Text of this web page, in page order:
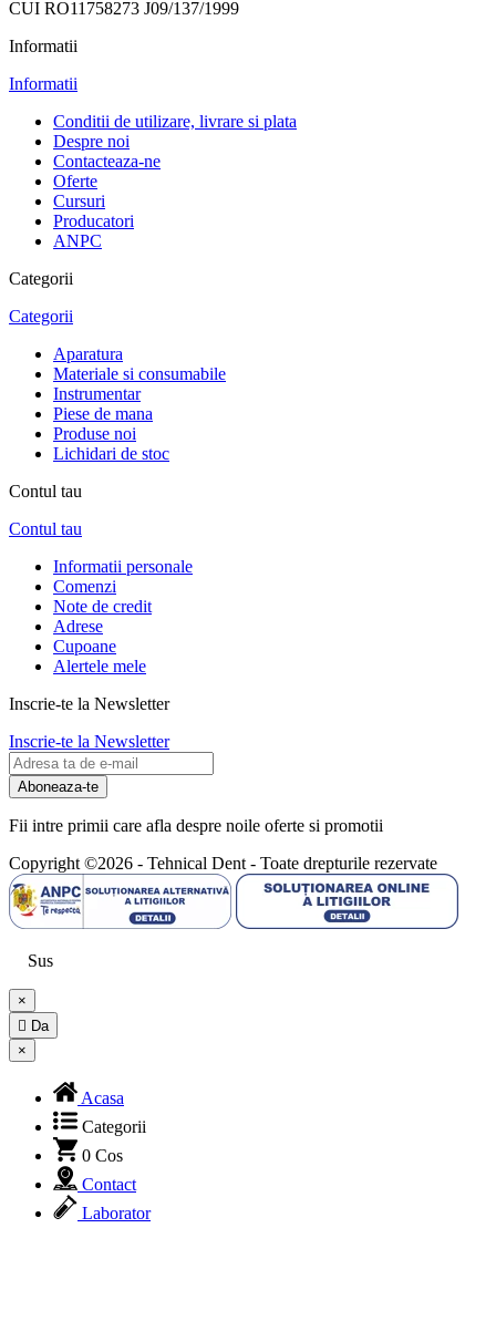
CUI RO11758273 J09/137/1999
Informatii
Informatii
Conditii de utilizare, livrare si plata
Despre noi
Contacteaza-ne
Oferte
Cursuri
Producatori
ANPC
Categorii
Categorii
Aparatura
Materiale si consumabile
Instrumentar
Piese de mana
Produse noi
Lichidari de stoc
Contul tau
Contul tau
Informatii personale
Comenzi
Note de credit
Adrese
Cupoane
Alertele mele
Inscrie-te la Newsletter
Inscrie-te la Newsletter
Aboneaza-te
Fii intre primii care afla despre noile oferte si promotii
Copyright ©2026 - Tehnical Dent - Toate drepturile rezervate
Sus
×
 Da
×
Acasa
Categorii
0 Cos
Contact
Laborator